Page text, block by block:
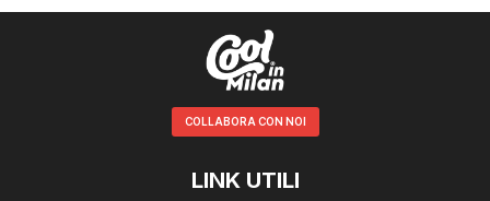
COLLABORA CON NOI
LINK UTILI